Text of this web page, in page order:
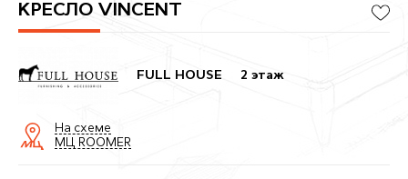
КРЕСЛО VINCENT
FULL HOUSE 2 этаж
На схеме
МЦ ROOMER